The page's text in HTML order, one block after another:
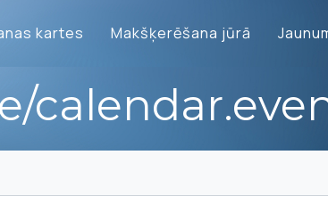
kartes Makšķerēšana jūrā